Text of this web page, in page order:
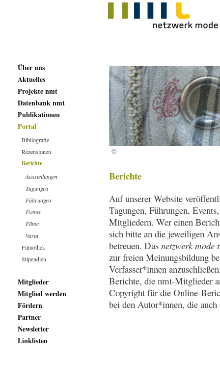
©
Berichte
Auf unserer Website
Tagungen, Führungen,
Mitgliedern. Wer einen
sich bitte an die jeweiligen
betreuen. Dasnetzwerk mode
zur freien Meinungsbildung
Verfasser*innen
Berichte, die nmt-Mitglieder
Copyright für die Online-
bei den Autor*innen, die
Über uns
Aktuelles
Projekte nmt
Datenbank nmt
Publikationen
Portal
Bibliografie
Rezensionen
Berichte
Ausstellungen
Tagungen
Führungen
Events
Filme
Varia
Filmothek
Stipendien
Mitglieder
Mitglied werden
Fördern
Partner
Newsletter
Linklisten